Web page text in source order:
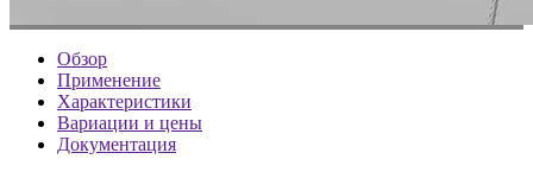
Обзор
Применение
Характеристики
Вариации и цены
Документация